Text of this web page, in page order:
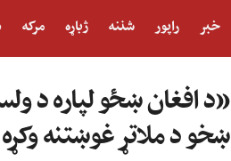
خبر راپور شننه ژباړه مرکه
«د افغان ښځو لپاره د
ښخو د ملاتړ غوښتنه وکړه